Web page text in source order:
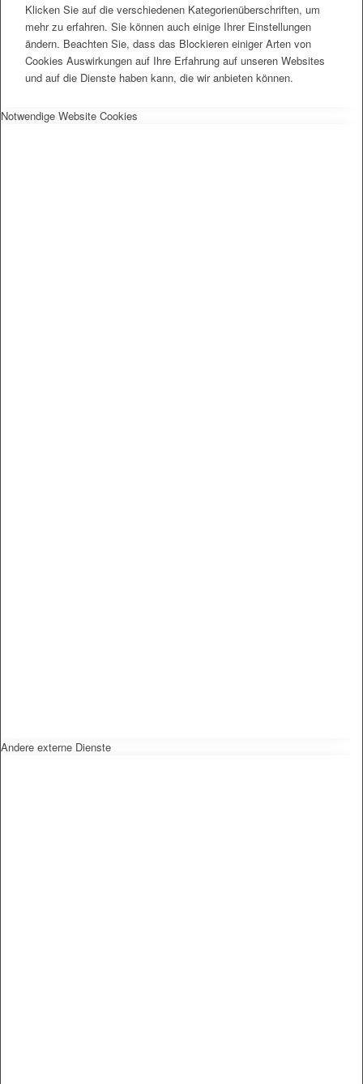
Klicken Sie auf die verschiedenen Kategorienüberschriften, um
mehr zu erfahren. Sie können auch einige Ihrer Einstellungen
ändern. Beachten Sie, dass das Blockieren einiger Arten von
Cookies Auswirkungen auf Ihre Erfahrung auf unseren Websites
und auf die Dienste haben kann, die wir anbieten können.
Notwendige Website Cookies
Andere externe Dienste